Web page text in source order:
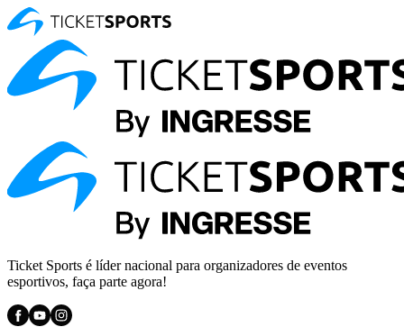
Ticket Sports é líder nacional para organizadores de eventos
esportivos, faça parte agora!